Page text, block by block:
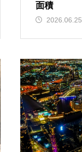
面積
2026.06.25